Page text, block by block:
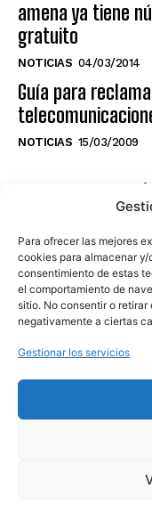
Para ofrecer las mejores
cookies para almacenar
consentimiento de estas
el comportamiento de
sitio. No consentir o
negativamente a ciertas
Gestionar los servicios
amena ya tiene
gratuito
NOTICIAS 04/03/2014
Guía para
NOTICIAS 15/03/2009
NO TE PIERDAS LO
Haz clic